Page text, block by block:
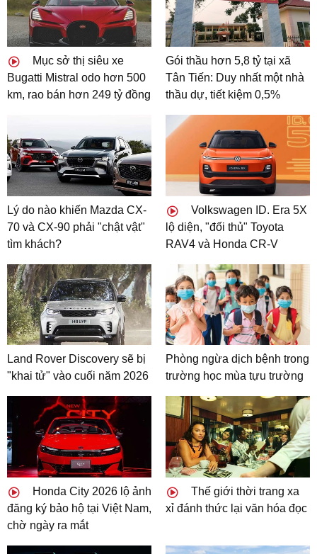
Mục sở thị siêu xe
Bugatti Mistral odo hơn 500
km, rao bán hơn 249 tỷ đồng
Gói thầu hơn 5,8 tỷ tại xã
Tân Tiến: Duy nhất một nhà
thầu dự, tiết kiệm 0,5%
Lý do nào khiến Mazda CX-
70 và CX-90 phải "chật vật"
tìm khách?
Volkswagen ID. Era 5X
lộ diện, "đối thủ" Toyota
RAV4 và Honda CR-V
Land Rover Discovery sẽ bị
"khai tử" vào cuối năm 2026
Phòng ngừa dịch bệnh trong
trường học mùa tựu trường
Honda City 2026 lộ ảnh
đăng ký bảo hộ tại Việt Nam,
chờ ngày ra mắt
Thế giới thời trang xa
xỉ đánh thức lại văn hóa đọc